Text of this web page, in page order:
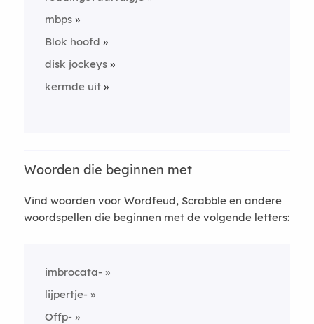
mbps
Blok hoofd
disk jockeys
kermde uit
Woorden die beginnen met
Vind woorden voor Wordfeud, Scrabble en andere
woordspellen die beginnen met de volgende letters:
imbrocata-
lijpertje-
Offp-